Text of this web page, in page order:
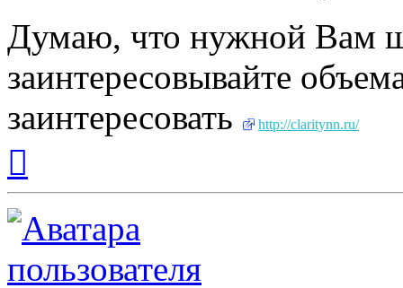
Думаю, что нужной Вам
заинтересовывайте
заинтересовать
http://claritynn.ru/
началу